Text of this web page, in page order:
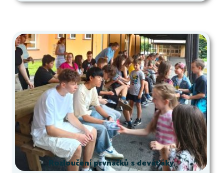
Rozloučení prvňáčků s deváťáky